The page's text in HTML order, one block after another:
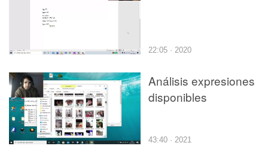
22:05 · 2020
Análisis expresiones
disponibles
43:40 · 2021